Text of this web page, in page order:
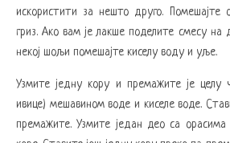
искористити за нешто друго. Помешајте
гриз. Ако вам је лакше поделите смесу на
некој шољи помешајте киселу воду и уље.
Узмите једну кору и премажите је целу
ивице) мешавином воде и киселе воде.
премажите. Узмите један део са орасима